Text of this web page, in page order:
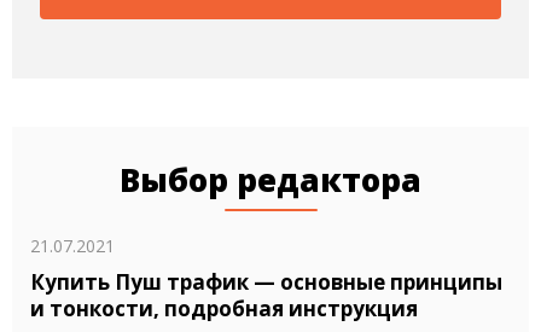
Выбор редактора
21.07.2021
Купить Пуш трафик — основные принципы
и тонкости, подробная инструкция